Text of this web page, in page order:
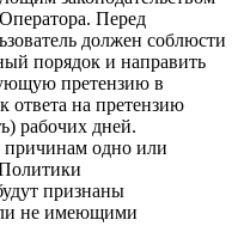
Перед
должен соблюсти
порядок и направить
претензию в
ответа на претензию
рабочих дней.
одно или
признаны
не имеющими